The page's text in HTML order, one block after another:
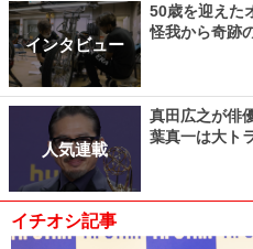
インタビュー
50歳を迎えた
怪我から奇跡
人気連載
真田広之が俳
葉真一は大ト
イチオシ記事